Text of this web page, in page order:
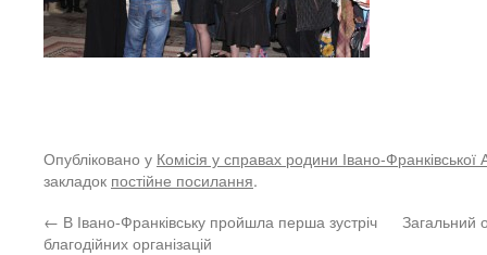
Опубліковано у Комісія у справах родини Івано-Франківської
закладок постійне посилання.
← В Івано-Франківську пройшла перша зустріч
благодійних організацій
Загальний